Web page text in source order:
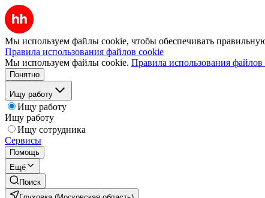
Мы используем файлы cookie, чтобы обеспечивать
Правила использования файлов cookie
Мы используем файлы cookie. Правила использования файлов
Понятно
Ищу работу
Ищу работу
Ищу работу
Ищу сотрудника
Сервисы
Помощь
Ещё
Поиск